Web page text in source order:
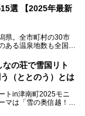
、燕、妙高、岩室など
老舗温泉地が多いこ
場そばの温泉地をまと
選 【2025年最新
県。全市町村の30市
る温泉地数も全国有
スーパー銭湯も多彩な
ば、旅はさらに充実し
の荘で雪国リト
（ととのう）とは
トin津南町2025モニ
マは「雪の奥信越！音